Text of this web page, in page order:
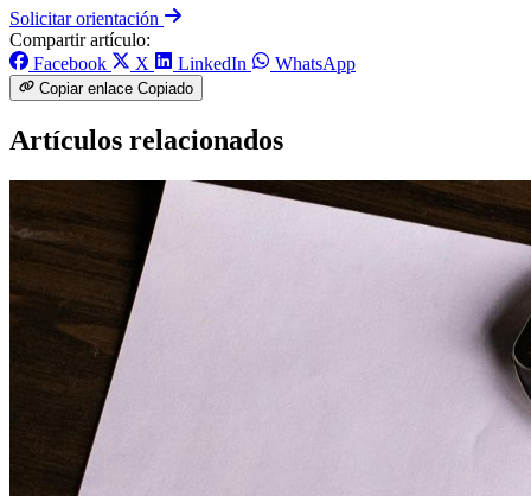
Solicitar orientación
Compartir artículo:
Facebook
X LinkedIn WhatsApp
Copiar enlace Copiado
Artículos relacionados